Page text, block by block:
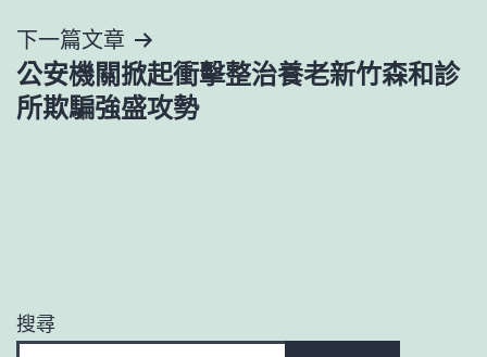
覽
下一篇文章
公安機關掀起衝擊整治養老新竹森和診
所欺騙強盛攻勢
搜尋